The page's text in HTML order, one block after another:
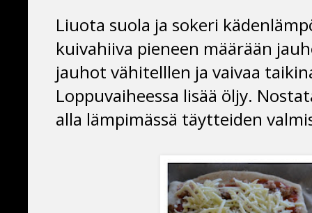
Liuota suola ja sokeri
kuivahiiva pieneen määrään
jauhot vähitelllen ja vaivaa
Loppuvaiheessa lisää öljy.
alla lämpimässä täytteiden